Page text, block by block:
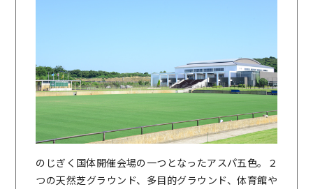
のじぎく国体開催会場の一つとなったアスパ五色。２
つの天然芝グラウンド、多目的グラウンド、体育館や